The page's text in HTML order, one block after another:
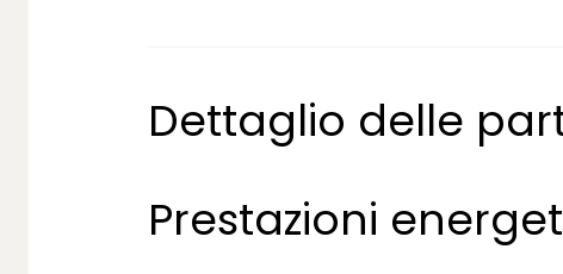
Dettaglio delle
Prestazioni